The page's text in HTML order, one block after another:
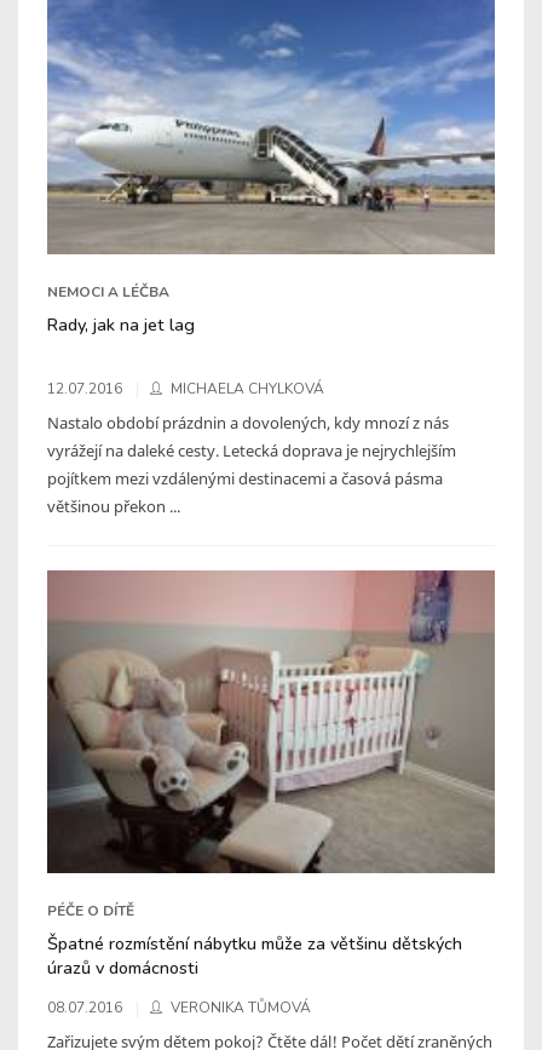
NEMOCI A LÉČBA
Rady, jak na jet lag
12.07.2016 MICHAELA CHYLKOVÁ
Nastalo období prázdnin a dovolených, kdy mnozí z nás
vyrážejí na daleké cesty. Letecká doprava je nejrychlejším
pojítkem mezi vzdálenými destinacemi a časová pásma
většinou překon ...
PÉČE O DÍTĚ
Špatné rozmístění nábytku může za většinu dětských
úrazů v domácnosti
08.07.2016 VERONIKA TŮMOVÁ
Zařizujete svým dětem pokoj? Čtěte dál! Počet dětí zraněných